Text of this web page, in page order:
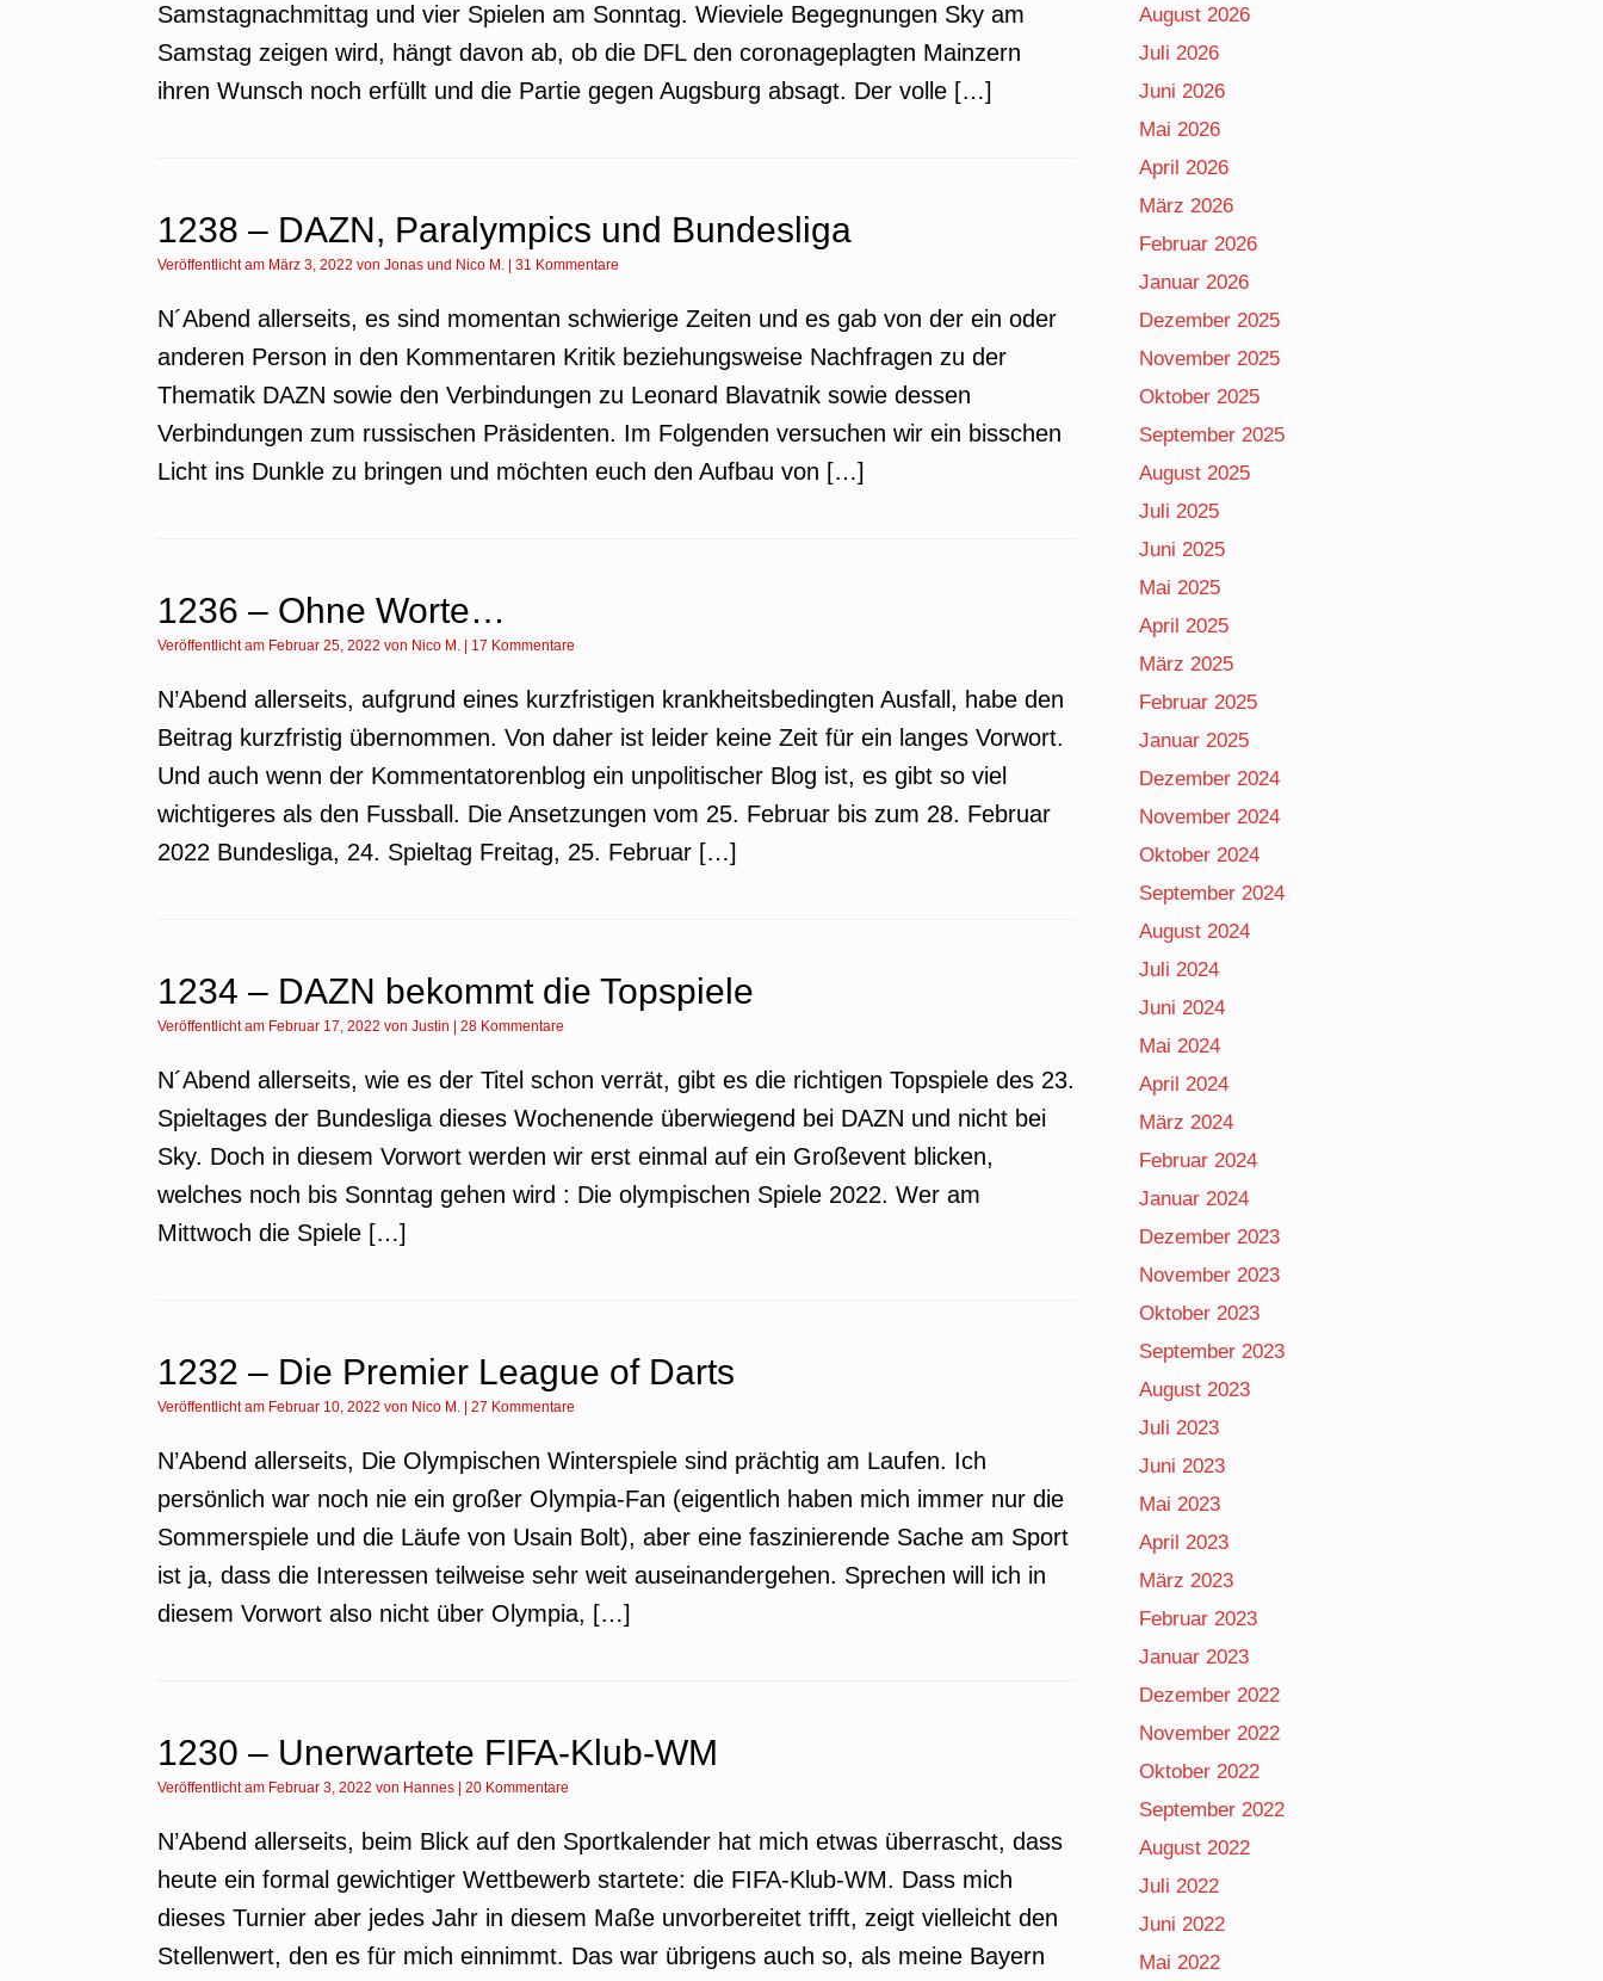
Samstagnachmittag und vier Spielen am Sonntag. Wieviele Begegnungen Sky am
Samstag zeigen wird, hängt davon ab, ob die DFL den coronageplagten Mainzern
ihren Wunsch noch erfüllt und die Partie gegen Augsburg absagt. Der volle […]
1238 – DAZN, Paralympics und Bundesliga
Veröffentlicht am März 3, 2022 von Jonas und Nico M. 31 Kommentare
N´Abend allerseits, es sind momentan schwierige Zeiten und es gab von der ein oder
anderen Person in den Kommentaren Kritik beziehungsweise Nachfragen zu der
Thematik DAZN sowie den Verbindungen zu Leonard Blavatnik sowie dessen
Verbindungen zum russischen Präsidenten. Im Folgenden versuchen wir ein bisschen
Licht ins Dunkle zu bringen und möchten euch den Aufbau von […]
1236 – Ohne Worte…
Veröffentlicht am Februar 25, 2022 von Nico M. 17 Kommentare
N’Abend allerseits, aufgrund eines kurzfristigen krankheitsbedingten Ausfall, habe den
Beitrag kurzfristig übernommen. Von daher ist leider keine Zeit für ein langes Vorwort.
Und auch wenn der Kommentatorenblog ein unpolitischer Blog ist, es gibt so viel
wichtigeres als den Fussball. Die Ansetzungen vom 25. Februar bis zum 28. Februar
2022 Bundesliga, 24. Spieltag Freitag, 25. Februar […]
1234 – DAZN bekommt die Topspiele
Veröffentlicht am Februar 17, 2022 von Justin 28 Kommentare
N´Abend allerseits, wie es der Titel schon verrät, gibt es die richtigen Topspiele des 23.
Spieltages der Bundesliga dieses Wochenende überwiegend bei DAZN und nicht bei
Sky. Doch in diesem Vorwort werden wir erst einmal auf ein Großevent blicken,
welches noch bis Sonntag gehen wird : Die olympischen Spiele 2022. Wer am
Mittwoch die Spiele […]
1232 – Die Premier League of Darts
Veröffentlicht am Februar 10, 2022 von Nico M. 27 Kommentare
N’Abend allerseits, Die Olympischen Winterspiele sind prächtig am Laufen. Ich
persönlich war noch nie ein großer Olympia-Fan (eigentlich haben mich immer nur die
Sommerspiele und die Läufe von Usain Bolt), aber eine faszinierende Sache am Sport
ist ja, dass die Interessen teilweise sehr weit auseinandergehen. Sprechen will ich in
diesem Vorwort also nicht über Olympia, […]
1230 – Unerwartete FIFA-Klub-WM
Veröffentlicht am Februar 3, 2022 von Hannes 20 Kommentare
N’Abend allerseits, beim Blick auf den Sportkalender hat mich etwas überrascht, dass
heute ein formal gewichtiger Wettbewerb startete: die FIFA-Klub-WM. Dass mich
dieses Turnier aber jedes Jahr in diesem Maße unvorbereitet trifft, zeigt vielleicht den
Stellenwert, den es für mich einnimmt. Das war übrigens auch so, als meine Bayern
August 2026
Juli 2026
Juni 2026
Mai 2026
April 2026
März 2026
Februar 2026
Januar 2026
Dezember 2025
November 2025
Oktober 2025
September 2025
August 2025
Juli 2025
Juni 2025
Mai 2025
April 2025
März 2025
Februar 2025
Januar 2025
Dezember 2024
November 2024
Oktober 2024
September 2024
August 2024
Juli 2024
Juni 2024
Mai 2024
April 2024
März 2024
Februar 2024
Januar 2024
Dezember 2023
November 2023
Oktober 2023
September 2023
August 2023
Juli 2023
Juni 2023
Mai 2023
April 2023
März 2023
Februar 2023
Januar 2023
Dezember 2022
November 2022
Oktober 2022
September 2022
August 2022
Juli 2022
Juni 2022
Mai 2022